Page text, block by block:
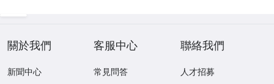
關於我們
新聞中心
客服中心
常見問答
聯絡我們
人才招募